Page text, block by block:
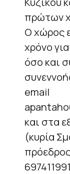
πρώτων
Ο χώρος
χρόνο
όσο και
email
και στα
(κυρία